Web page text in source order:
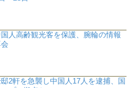
人高齢観光客を保護、腕輪の情報
2軒を急襲し中国人17人を逮捕、国